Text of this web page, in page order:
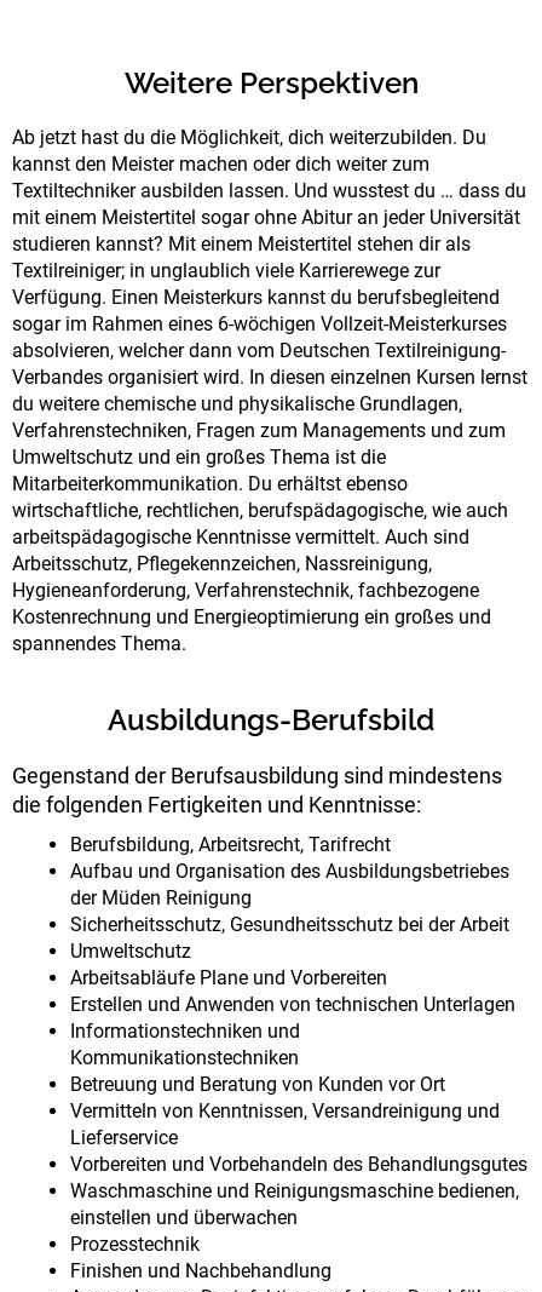
Weitere Perspektiven
Ab jetzt hast du die Möglichkeit, dich weiterzubilden. Du
kannst den Meister machen oder dich weiter zum
Textiltechniker ausbilden lassen. Und wusstest du … dass du
mit einem Meistertitel sogar ohne Abitur an jeder Universität
studieren kannst? Mit einem Meistertitel stehen dir als
Textilreiniger; in unglaublich viele Karrierewege zur
Verfügung. Einen Meisterkurs kannst du berufsbegleitend
sogar im Rahmen eines 6-wöchigen Vollzeit-Meisterkurses
absolvieren, welcher dann vom Deutschen Textilreinigung-
Verbandes organisiert wird. In diesen einzelnen Kursen lernst
du weitere chemische und physikalische Grundlagen,
Verfahrenstechniken, Fragen zum Managements und zum
Umweltschutz und ein großes Thema ist die
Mitarbeiterkommunikation. Du erhältst ebenso
wirtschaftliche, rechtlichen, berufspädagogische, wie auch
arbeitspädagogische Kenntnisse vermittelt. Auch sind
Arbeitsschutz, Pflegekennzeichen, Nassreinigung,
Hygieneanforderung, Verfahrenstechnik, fachbezogene
Kostenrechnung und Energieoptimierung ein großes und
spannendes Thema.
Ausbildungs-Berufsbild
Gegenstand der Berufsausbildung sind mindestens
die folgenden Fertigkeiten und Kenntnisse:
Berufsbildung, Arbeitsrecht, Tarifrecht
Aufbau und Organisation des Ausbildungsbetriebes
der Müden Reinigung
Sicherheitsschutz, Gesundheitsschutz bei der Arbeit
Umweltschutz
Arbeitsabläufe Plane und Vorbereiten
Erstellen und Anwenden von technischen Unterlagen
Informationstechniken und
Kommunikationstechniken
Betreuung und Beratung von Kunden vor Ort
Vermitteln von Kenntnissen, Versandreinigung und
Lieferservice
Vorbereiten und Vorbehandeln des Behandlungsgutes
Waschmaschine und Reinigungsmaschine bedienen,
einstellen und überwachen
Prozesstechnik
Finishen und Nachbehandlung